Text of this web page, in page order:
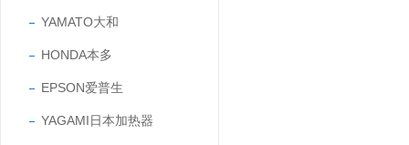
YAMATO大和
HONDA本多
EPSON爱普生
YAGAMI日本加热器